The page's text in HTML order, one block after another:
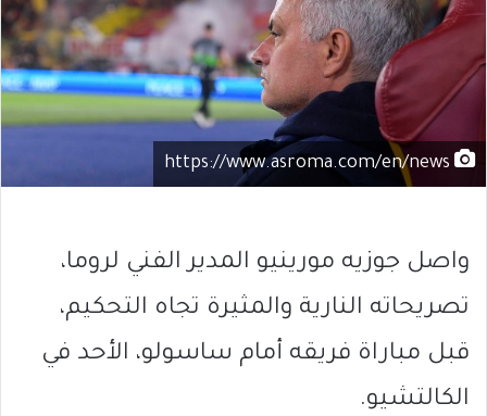
واصل جوزيه مورينيو المدير الفني لروما،
تصريحاته النارية والمثيرة تجاه التحكيم،
قبل مباراة فريقه أمام ساسولو، الأحد في
الكالتشيو.